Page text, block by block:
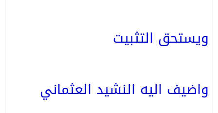
ويستحق التثبيت
واضيف اليه النشيد العثماني